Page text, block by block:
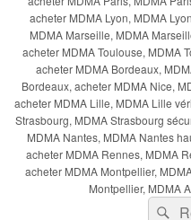
acheter MDMA Lyon, MDMA
MDMA Marseille, MDMA
acheter MDMA Toulouse, MDMA
acheter MDMA Bordeaux,
Bordeaux, acheter MDMA Nice,
acheter MDMA Lille, MDMA Lille
Strasbourg, MDMA Strasbourg
MDMA Nantes, MDMA Nantes
acheter MDMA Rennes, MDMA
acheter MDMA Montpellier,
Montpellier, MDMA